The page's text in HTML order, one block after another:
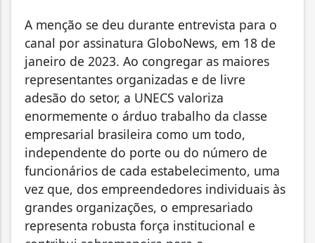
A menção se deu durante entrevista para o
canal por assinatura GloboNews, em 18 de
janeiro de 2023. Ao congregar as maiores
representantes organizadas e de livre
adesão do setor, a UNECS valoriza
enormemente o árduo trabalho da classe
empresarial brasileira como um todo,
independente do porte ou do número de
funcionários de cada estabelecimento, uma
vez que, dos empreendedores individuais às
grandes organizações, o empresariado
representa robusta força institucional e